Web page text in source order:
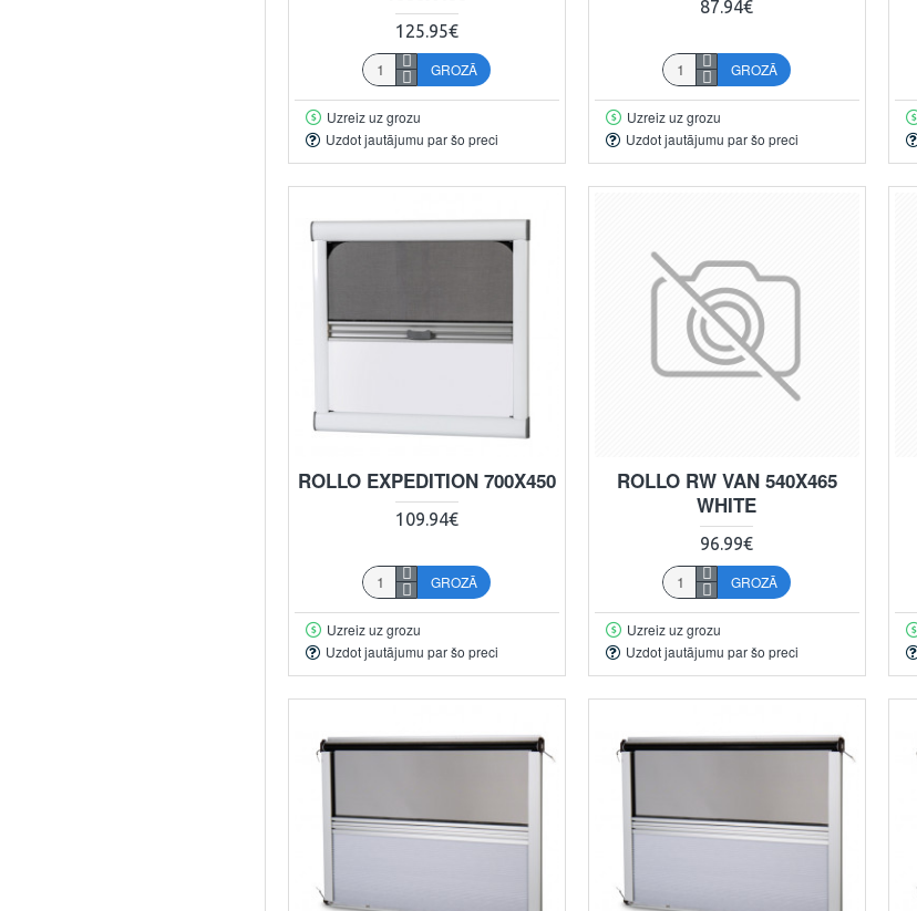
125.95€
GROZĀ
Uzreiz uz grozu
Uzdot jautājumu par šo preci
87.94€
GROZĀ
Uzreiz uz grozu
Uzdot jautājumu par šo preci
ROLLO EXPEDITION 700X450
109.94€
GROZĀ
Uzreiz uz grozu
Uzdot jautājumu par šo preci
ROLLO RW VAN 540X465
WHITE
96.99€
GROZĀ
Uzreiz uz grozu
Uzdot jautājumu par šo preci